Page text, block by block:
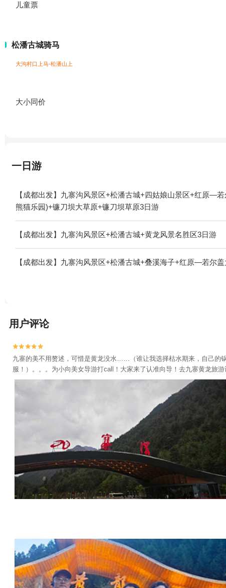
儿童票
松潘古城骑马
大沟村口上马-松潘山上
大小同价
一日游
【成都出发】九寨沟风景区+松潘古城+四姑娘山景区+红原—
熊猫乐园)+镰刀坝大草原+镰刀坝草原3日游
【成都出发】九寨沟风景区+松潘古城+黄龙风景名胜区3日游
【成都出发】九寨沟风景区+松潘古城+叠溪海子+红原—若尔
用户评论


九寨的美不用赘述，可惜是黄龙没水……（谁让我选择枯水期来，自己的
服！）。。。为小向美女导游打call！大家来了认准向导！去九寨黄龙旅游